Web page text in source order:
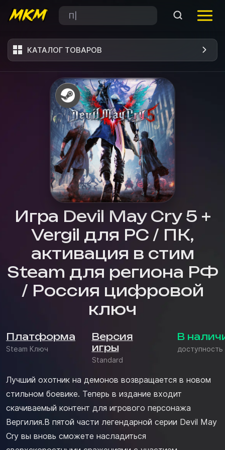
КАТАЛОГ ТОВАРОВ
Игра Devil May Cry 5 +
Vergil для PC / ПК,
активация в стим
Steam для региона РФ
/ Россия цифровой
ключ
Платформа
Steam Ключ
Версия
игры
Standard
В
доступность
Лучший охотник на демонов возвращается в новом
стильном боевике. Теперь в издание входит
скачиваемый контент для игрового персонажа
Вергилия.В пятой части легендарной серии Devil May
Cry вы вновь сможете насладиться